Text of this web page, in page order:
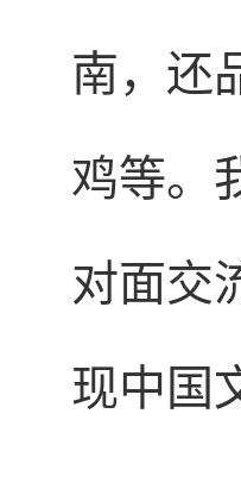
南，还
鸡等。
对面交
现中国